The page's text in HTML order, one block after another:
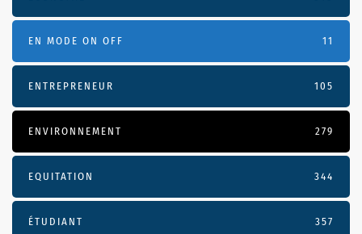
EN MODE ON OFF 11
ENTREPRENEUR 105
ENVIRONNEMENT 279
EQUITATION 344
ÉTUDIANT 357